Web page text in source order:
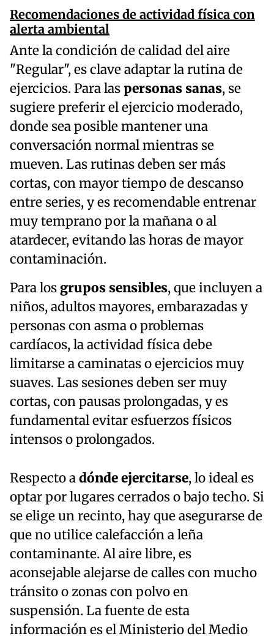
Recomendaciones de actividad física con
alerta ambiental
Ante la condición de calidad del aire
"Regular", es clave adaptar la rutina de
ejercicios. Para laspersonas sanas, se
sugiere preferir el ejercicio moderado,
donde sea posible mantener una
conversación normal mientras se
mueven. Las rutinas deben ser más
cortas, con mayor tiempo de descanso
entre series, y es recomendable entrenar
muy temprano por la mañana o al
atardecer, evitando las horas de mayor
contaminación.
Para los grupos sensibles, que incluyen a
niños, adultos mayores, embarazadas y
personas con asma o problemas
cardíacos, la actividad física debe
limitarse a caminatas o ejercicios muy
suaves. Las sesiones deben ser muy
cortas, con pausas prolongadas, y es
fundamental evitar esfuerzos físicos
intensos o prolongados.
Respecto adónde ejercitarse, lo ideal es
optar por lugares cerrados o bajo techo. Si
se elige un recinto, hay que asegurarse de
que no utilice calefacción a leña
contaminante. Al aire libre, es
aconsejable alejarse de calles con mucho
tránsito o zonas con polvo en
suspensión. La fuente de esta
información es el Ministerio del Medio